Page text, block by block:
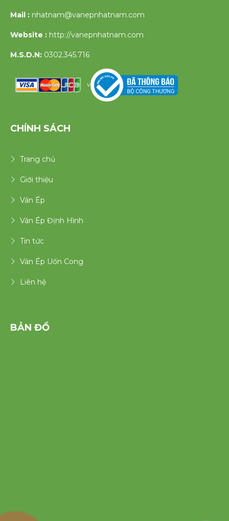
Mail : nhatnam@vanepnhatnam.com
Website : http://vanepnhatnam.com
M.S.D.N: 0302.345.716
v
CHÍNH SÁCH
Trang chủ
Giới thiệu
Ván Ép
Ván Ép Định Hình
Tin tức
Ván Ép Uốn Cong
Liên hệ
BẢN ĐỒ